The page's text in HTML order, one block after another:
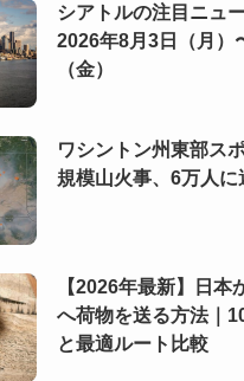
シアトルの注目ニュ
2026年8月3日（月）
（金）
ワシントン州東部ス
規模山火事、6万人に
【2026年最新】日本
へ荷物を送る方法｜
と最適ルート比較